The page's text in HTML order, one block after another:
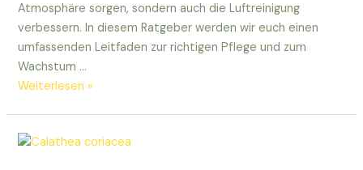
Atmosphäre sorgen, sondern auch die Luftreinigung
verbessern. In diesem Ratgeber werden wir euch einen
umfassenden Leitfaden zur richtigen Pflege und zum
Wachstum …
Alles
Curvifolia:
Weiterlesen »